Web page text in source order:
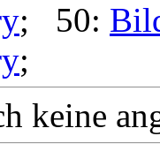
; 50:
;
keine